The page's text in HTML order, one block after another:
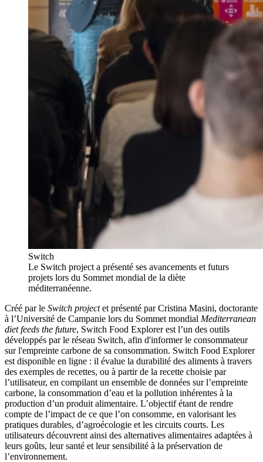
Switch
Le Switch project a présenté ses avancements et futurs
projets lors du Sommet mondial de la diète
méditerranéenne.
Créé par le Switch projectet présenté par Cristina Masini, doctorante
à l’Université de Campanie lors du Sommet mondial Mediterranean
diet feeds the future, Switch Food Explorer est l’un des outils
développés par le réseau Switch, afin d'informer le consommateur
sur l'empreinte carbone de sa consommation. Switch Food Explorer
est disponible en ligne : il évalue la durabilité des aliments à travers
des exemples de recettes, ou à partir de la recette choisie par
l’utilisateur, en compilant un ensemble de données sur l’empreinte
carbone, la consommation d’eau et la pollution inhérentes à la
production d’un produit alimentaire. L’objectif étant de rendre
compte de l’impact de ce que l’on consomme, en valorisant les
pratiques durables, d’agroécologie et les circuits courts. Les
utilisateurs découvrent ainsi des alternatives alimentaires adaptées à
leurs goûts, leur santé et leur sensibilité à la préservation de
l’environnement.